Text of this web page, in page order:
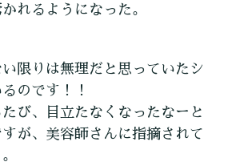
れるようになった。
限りは無理だと思っていたシ
のです！！
び、目立たなくなったなーと
が、美容師さんに指摘されて